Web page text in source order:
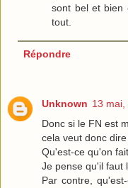
sont bel et bien
tout.
Répondre
Unknown 13
Donc si le FN est
cela veut donc
Qu'est-ce qu'on
Je pense qu'il faut
Par contre,